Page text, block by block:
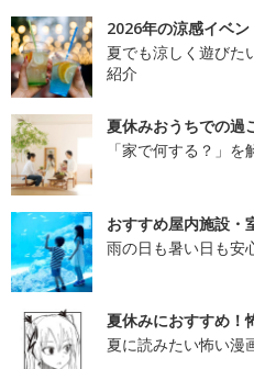
2026年の涼感イベ
夏でも涼しく遊びた
紹介
夏休みおうちでの過
「家で何する？」
おすすめ屋内施設・
雨の日も暑い日も安
夏休みにおすすめ！
夏に読みたい怖い漫